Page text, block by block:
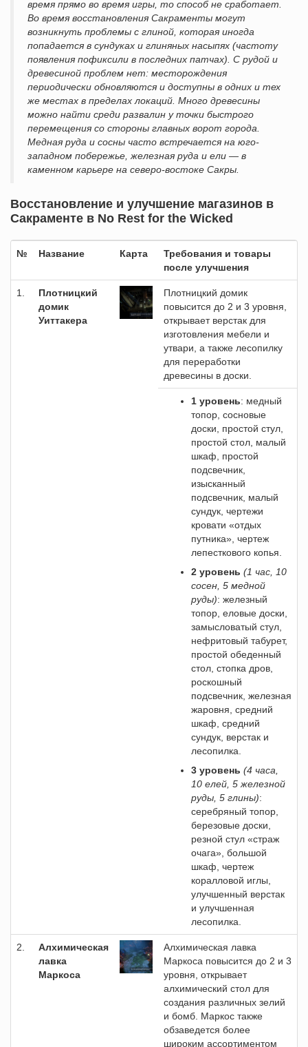
время прямо во время игры, то способ не сработает.
Во время восстановления Сакраменты могут
возникнуть проблемы с глиной, которая иногда
попадается в сундуках и глиняных насыпях (частоту
появления пофиксили в последних патчах). С рудой и
древесиной проблем нет: месторождения
периодически обновляются и доступны в одних и тех
же местах в пределах локаций. Много древесины
можно найти среди развалин у точки быстрого
перемещения со стороны главных ворот города.
Медная руда и сосны часто встречается на юго-
западном побережье, железная руда и ели — в
каменном карьере на северо-востоке Сакры.
Восстановление и улучшение магазинов в
Сакраменте в No Rest for the Wicked
№ Название Карта
Требования и товары
после улучшения
1.
Плотницкий
домик
Уиттакера
Плотницкий домик
повысится до 2 и 3 уровня,
открывает верстак для
изготовления мебели и
утвари, а также лесопилку
для переработки
древесины в доски.
1 уровень: медный
топор, сосновые
доски, простой стул,
простой стол, малый
шкаф, простой
подсвечник,
изысканный
подсвечник, малый
сундук, чертежи
кровати «отдых
путника», чертеж
лепесткового копья.
2 уровень (1 час, 10
сосен, 5 медной
руды): железный
топор, еловые доски,
замысловатый стул,
нефритовый табурет,
простой обеденный
стол, стопка дров,
роскошный
подсвечник, железная
жаровня, средний
шкаф, средний
сундук, верстак и
лесопилка.
3 уровень (4 часа,
10 елей, 5 железной
руды, 5 глины):
серебряный топор,
березовые доски,
резной стул «страж
очага», большой
шкаф, чертеж
коралловой иглы,
улучшенный верстак
и улучшенная
лесопилка.
2.
Алхимическая
лавка
Маркоса
Алхимическая лавка
Маркоса повысится до 2 и 3
уровня, открывает
алхимический стол для
создания различных зелий
и бомб. Маркос также
обзаведется более
широким ассортиментом